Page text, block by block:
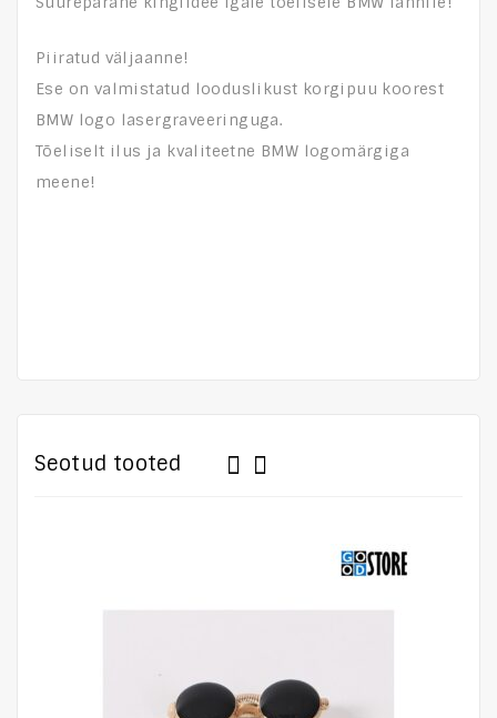
Piiratud väljaanne!
Ese on valmistatud looduslikust korgipuu koorest
BMW logo lasergraveeringuga.
Tõeliselt ilus ja kvaliteetne BMW logomärgiga
meene!
Seotud tooted